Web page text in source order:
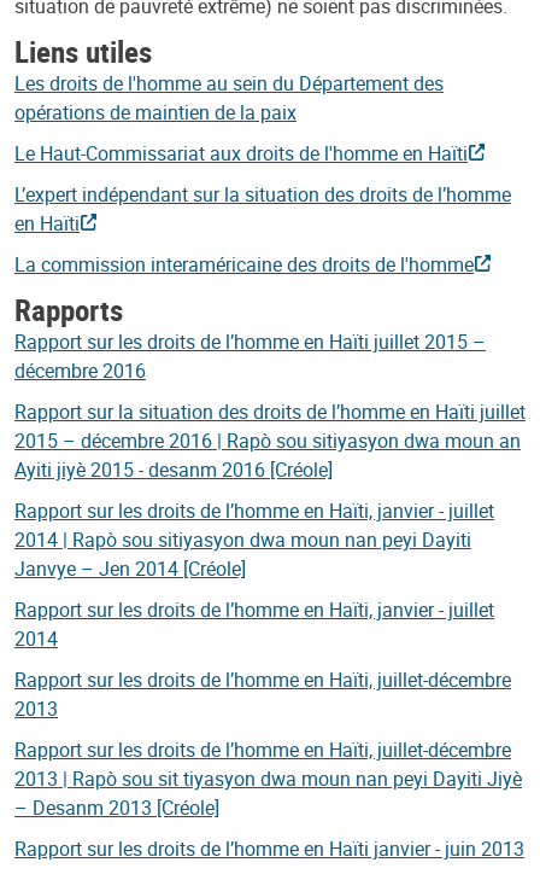
situation de pauvreté extrême) ne soient pas discriminées.
Liens utiles
Les droits de l'homme au sein du Département des
opérations de maintien de la paix
Le Haut-Commissariat aux droits de l'homme en Haïti
L’expert indépendant sur la situation des droits de l’homme
en Haïti
La commission interaméricaine des droits de l'homme
Rapports
Rapport sur les droits de l’homme en Haïti juillet 2015 –
décembre 2016
Rapport sur la situation des droits de l’homme en Haïti juillet
2015 – décembre 2016 | Rapò sou sitiyasyon dwa moun an
Ayiti jiyè 2015 - desanm 2016 [Créole]
Rapport sur les droits de l’homme en Haïti, janvier - juillet
2014 | Rapò sou sitiyasyon dwa moun nan peyi Dayiti
Janvye – Jen 2014 [Créole]
Rapport sur les droits de l’homme en Haïti, janvier - juillet
2014
Rapport sur les droits de l’homme en Haïti, juillet-décembre
2013
Rapport sur les droits de l’homme en Haïti, juillet-décembre
2013 | Rapò sou sit tiyasyon dwa moun nan peyi Dayiti Jiyè
– Desanm 2013 [Créole]
Rapport sur les droits de l’homme en Haïti janvier - juin 2013